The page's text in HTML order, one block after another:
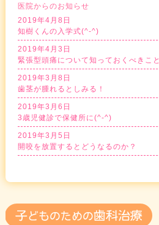
医院からのお知らせ
2019年4月8日
知樹くんの入学式(^-^)
2019年4月3日
緊張型頭痛について知っておくべきこと
2019年3月8日
歯茎が腫れるとしみる！
2019年3月6日
3歳児健診で保健所に(^-^)
2019年3月5日
開咬を放置するとどうなるのか？